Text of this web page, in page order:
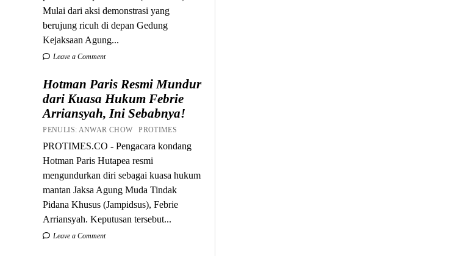
Mulai dari aksi demonstrasi yang
berujung ricuh di depan Gedung
Kejaksaan Agung...
Leave a Comment
Hotman Paris Resmi Mundur
dari Kuasa Hukum Febrie
Arriansyah, Ini Sebabnya!
PENULIS: ANWAR CHOW PROTIMES
PROTIMES.CO - Pengacara kondang
Hotman Paris Hutapea resmi
mengundurkan diri sebagai kuasa hukum
mantan Jaksa Agung Muda Tindak
Pidana Khusus (Jampidsus), Febrie
Arriansyah. Keputusan tersebut...
Leave a Comment